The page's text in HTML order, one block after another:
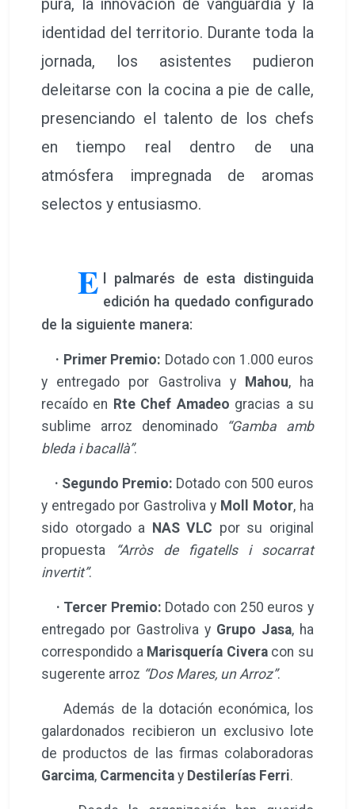
propuestas en directo, contagiando al
la creatividad y el arraigo territorial
fueron los absolutos protagonistas.
Este concurso, impulsado con
determinación porGastroliva , nació
con el firme propósito de posicionar a
arroz creativo. La iniciativa ha logrado
fusionar con maestría la tradición más
identidad del territorio. Durante toda la
jornada, los asistentes pudieron
deleitarse con la cocina a pie de calle,
presenciando el talento de los chefs
en tiempo real dentro de una
atmósfera impregnada de aromas
selectos y entusiasmo.
E
l palmarés de esta distinguida
edición ha quedado configurado
de la siguiente manera:
· Primer Premio:
Dotado con 1.000 euros
y entregado por Gastroliva y
Mahou
, ha
recaído en
Rte Chef Amadeo
gracias a su
sublime arroz denominado
“Gamba amb